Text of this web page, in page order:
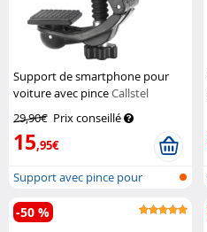
Support de smartphone pour
voiture avec pinceCallstel
29,90€ Prix conseillé
15,95€
Support avec pince pour
smartphone
-50 %